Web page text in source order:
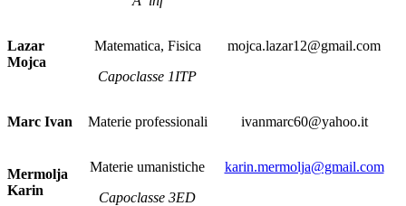
Lazar
Mojca
Matematica, Fisica
Capoclasse 1ITP
mojca.lazar12@gmail.com
Marc Ivan Materie professionali ivanmarc60@yahoo.it
Mermolja
Karin
Materie umanistiche
Capoclasse 3ED
karin.mermolja@gmail.com